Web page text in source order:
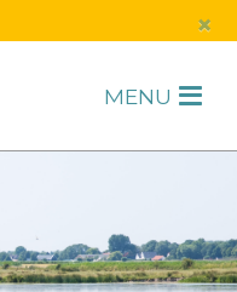
×
MENU H